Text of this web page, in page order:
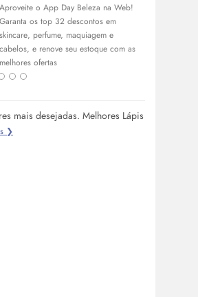
Aproveite o App Day Beleza na Web!
Garanta os top 32 descontos em
skincare, perfume, maquiagem e
cabelos, e renove seu estoque com as
melhores ofertas
mais desejadas. Melhores Lápis
❯